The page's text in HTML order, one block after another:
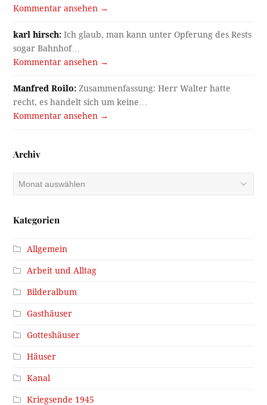
Kommentar ansehen →
karl hirsch: Ich glaub, man kann unter Opferung des Rests
sogar Bahnhof…
Kommentar ansehen →
Manfred Roilo: Zusammenfassung: Herr Walter hatte
recht, es handelt sich um keine…
Kommentar ansehen →
Archiv
Kategorien
Allgemein
Arbeit und Alltag
Bilderalbum
Gasthäuser
Gotteshäuser
Häuser
Kanal
Kriegsende 1945